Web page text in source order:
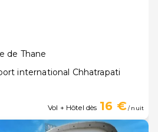
de Thane
international Chhatrapati
Vol + Hôtel dès 16 €/ nuit